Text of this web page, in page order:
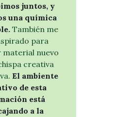
juntos, y
una química
También me
para
material nuevo
creativa
El ambiente
de esta
está
a la